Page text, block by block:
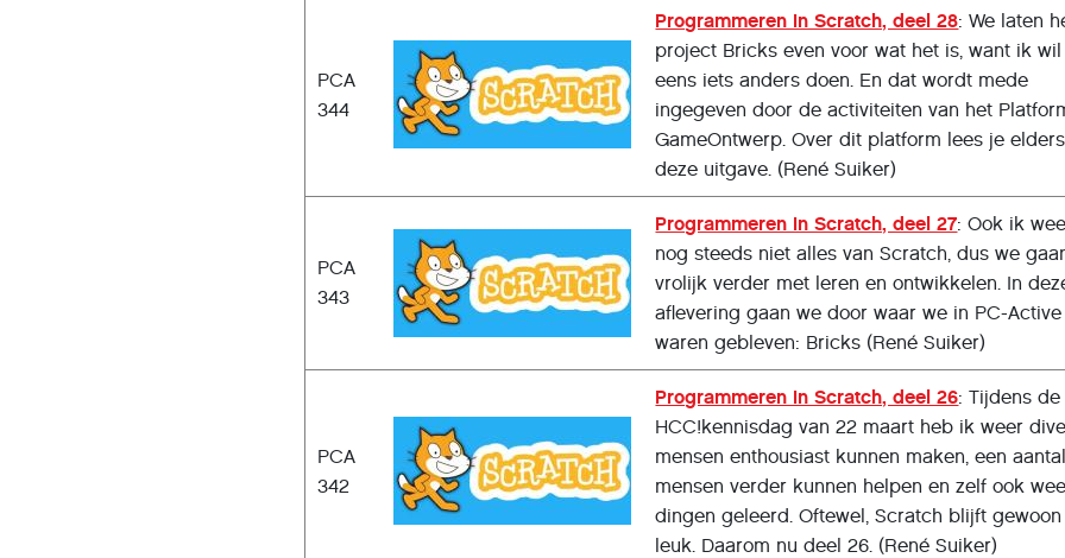
PCA
344
Programmeren in Scratch, deel 28: We laten
project Bricks even voor wat het is, want ik wil
eens iets anders doen. En dat wordt mede
ingegeven door de activiteiten van het
GameOntwerp. Over dit platform lees je
deze uitgave. (René Suiker)
PCA
343
Programmeren in Scratch, deel 27: Ook ik
nog steeds niet alles van Scratch, dus we
vrolijk verder met leren en ontwikkelen. In
aflevering gaan we door waar we in PC-
waren gebleven: Bricks (René Suiker)
PCA
342
Programmeren in Scratch, deel 26: Tijdens de
HCC!kennisdag van 22 maart heb ik weer
mensen enthousiast kunnen maken, een aantal
mensen verder kunnen helpen en zelf ook
dingen geleerd. Oftewel, Scratch blijft gewoon
leuk. Daarom nu deel 26. (René Suiker)